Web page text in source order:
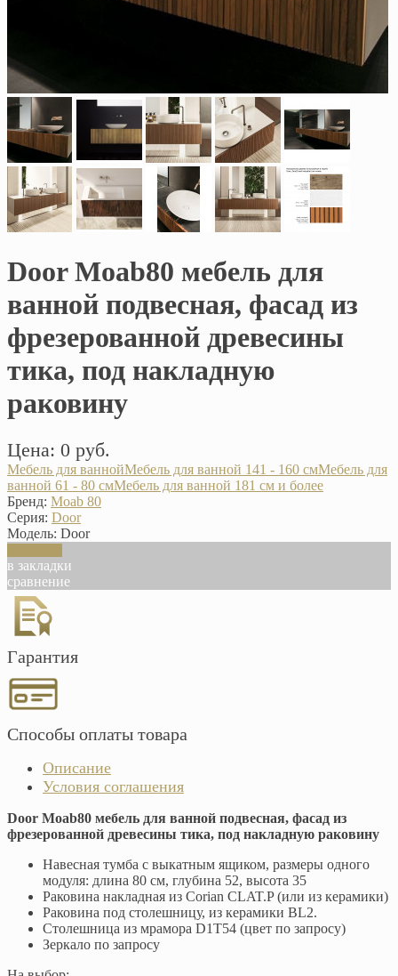
Door Moab80 мебель для
ванной подвесная, фасад из
фрезерованной древесины
тика, под накладную
раковину
Цена: 0 руб.
Мебель для ваннойМебель для ванной 141 - 160 смМебель для
ванной 61 - 80 смМебель для ванной 181 см и более
Бренд: Moab 80
Серия: Door
Модель: Door
в закладки
сравнение
Гарантия
Способы оплаты товара
Описание
Условия соглашения
Door Moab80 мебель для ванной подвесная, фасад из
фрезерованной древесины тика, под накладную раковину
Навесная тумба с выкатным ящиком, размеры одного
модуля: длина 80 см, глубина 52, высота 35
Раковина накладная из Corian CLAT.P (или из керамики)
Раковина под столешницу, из керамики BL2.
Столешница из мрамора D1T54 (цвет по запросу)
Зеркало по запросу